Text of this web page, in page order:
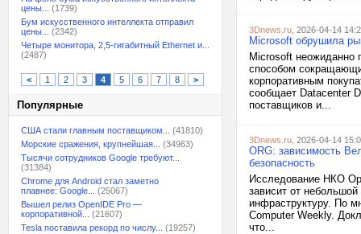
цены...
(1739)
Бум искусственного интеллекта отправил
цены...
(2342)
Четыре монитора, 2,5-гигабитный Ethernet и...
(2487)
< 1 2 3 4 5 6 7 8 >
Популярные
США стали главным поставщиком...
(41810)
Морские сражения, крупнейшая...
(34963)
Тысячи сотрудников Google требуют...
(31384)
Chrome для Android стал заметно
плавнее: Google...
(25067)
Вышел релиз OpenIDE Pro —
корпоративной...
(21607)
Tesla поставила рекорд по числу...
(19257)
3Dnews.ru , 2026-04-14
Microsoft обрушила
Microsoft неожиданно
способом
корпоративным
сообщает Datacenter
поставщиков и...
3Dnews.ru , 2026-04-14
ORG: зависимость
безопасность
Исследование НКО
зависит от
инфраструктуру. По
Computer Weekly.
что...